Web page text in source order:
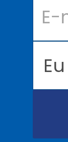
lE
.